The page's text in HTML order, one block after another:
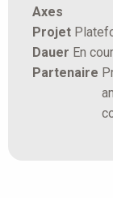
Axes
Projet
Dauer En
Partenaire